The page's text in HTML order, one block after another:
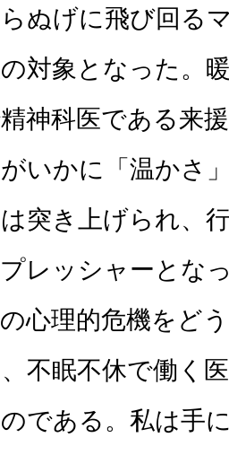
ぬげに飛び回る
対象となった。
神科医である来
いかに「温かさ
突き上げられ、
レッシャーとな
心理的危機をど
不眠不休で働く
である。私は手